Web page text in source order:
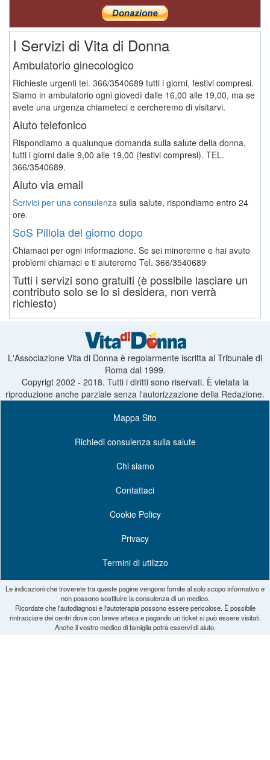
I Servizi di Vita di Donna
Ambulatorio ginecologico
Richieste urgenti tel. 366/3540689 tutti i giorni, festivi compresi.
Siamo in ambulatorio ogni giovedì dalle 16,00 alle 19,00, ma se
avete una urgenza chiameteci e cercheremo di visitarvi.
Aiuto telefonico
Rispondiamo a qualunque domanda sulla salute della donna,
tutti i giorni dalle 9,00 alle 19,00 (festivi compresi). TEL.
366/3540689.
Aiuto via email
Scrivici per una consulenza sulla salute, rispondiamo entro 24
ore.
SoS Pillola del giorno dopo
Chiamaci per ogni informazione. Se sei minorenne e hai avuto
problemi chiamaci e ti aiuteremo Tel. 366/3540689
Tutti i servizi sono gratuiti (è possibile lasciare un
contributo solo se lo si desidera, non verrà
richiesto)
L'Associazione Vita di Donna è regolarmente iscritta al Tribunale di
Roma dal 1999.
Copyrigt 2002 - 2018. Tutti i diritti sono riservati. È vietata la
riproduzione anche parziale senza l'autorizzazione della Redazione.
Mappa Sito
Richiedi consulenza sulla salute
Chi siamo
Contattaci
Cookie Policy
Privacy
Termini di utilizzo
Le indicazioni che troverete tra queste pagine vengono fornite al solo scopo informativo e
non possono sostituire la consulenza di un medico.
Ricordate che l'autodiagnosi e l'autoterapia possono essere pericolose. È possibile
rintracciare dei centri dove con breve attesa e pagando un ticket si può essere visitati.
Anche il vostro medico di famiglia potrà esservi di aiuto.